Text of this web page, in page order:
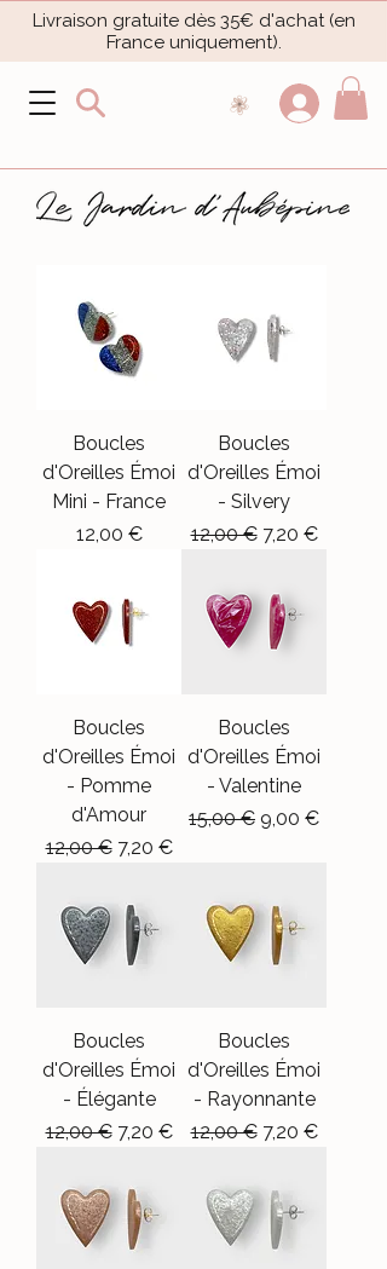
Livraison gratuite dès 35€ d'achat (en
France uniquement).​
Boucles
d'Oreilles Émoi
Mini - France
Prix
12,00 €
Boucles
d'Oreilles Émoi
- Silvery
Prix original
12,00 € Prix
7,20 €
Boucles
d'Oreilles Émoi
- Pomme
d'Amour
Prix original
12,00 € Prix promotionnel
7,20 €
Boucles
d'Oreilles Émoi
- Valentine
Prix original
15,00 € Prix
9,00 €
Boucles
d'Oreilles Émoi
- Élégante
Prix original
12,00 € Prix promotionnel
7,20 €
Boucles
d'Oreilles Émoi
- Rayonnante
Prix original
12,00 € Prix
7,20 €